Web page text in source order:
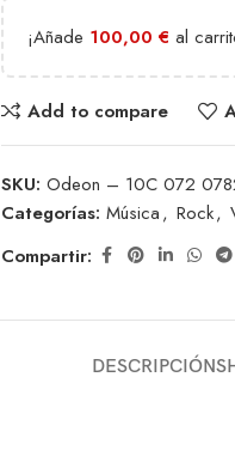
¡Añade 100,00 € al
Add to compare
SKU: Odeon – 10C 072
Categorías: Música, Rock,
Compartir:
DESCRIPCIÓN